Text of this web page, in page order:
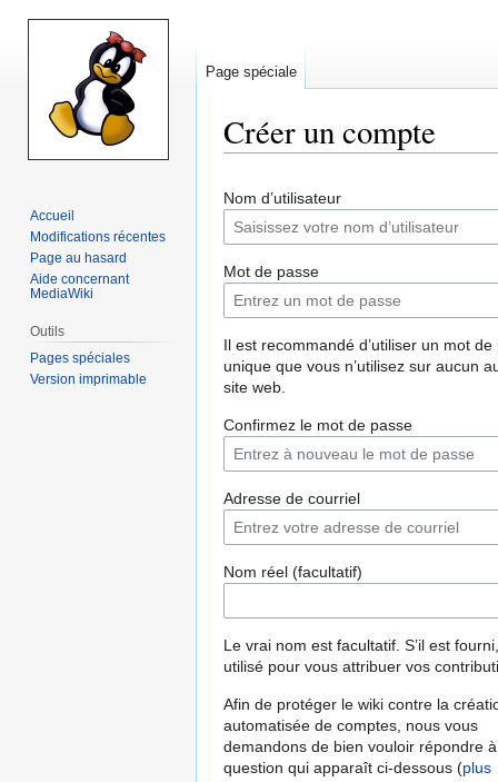
Créer un compte
à
à
Nom d’utilisateur
Mot de passe
Il est recommandé d’utiliser un mot de
unique que vous n’utilisez sur aucun
site web.
Confirmez le mot de passe
Adresse de courriel
Nom réel (facultatif)
Le vrai nom est facultatif. S’il est
utilisé pour vous attribuer vos
Afin de protéger le wiki contre la
automatisée de comptes, nous vous
demandons de bien vouloir répondre
question qui apparaît ci-dessous (plus
Page spéciale
Accueil
Modifications récentes
Page au hasard
Aide concernant
MediaWiki
Outils
Pages spéciales
Version imprimable